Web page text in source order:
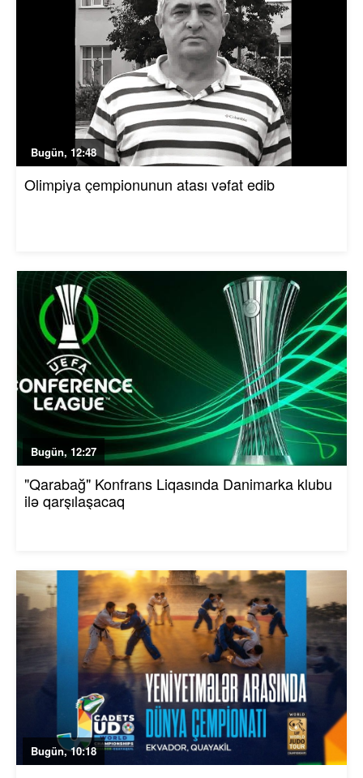
Bugün, 12:48
Olimpiya çempionunun atası vəfat edib
Bugün, 12:27
"Qarabağ" Konfrans Liqasında Danimarka klubu
ilə qarşılaşacaq
Bugün, 10:18